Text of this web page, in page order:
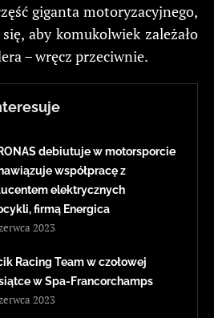
giganta motoryzacyjnego,
aby komukolwiek zależało
– wręcz przeciwnie.
debiutuje w motorsporcie
współpracę z
elektrycznych
firmą Energica
2023
Racing Team w czołowej
w Spa-Francorchamps
2023